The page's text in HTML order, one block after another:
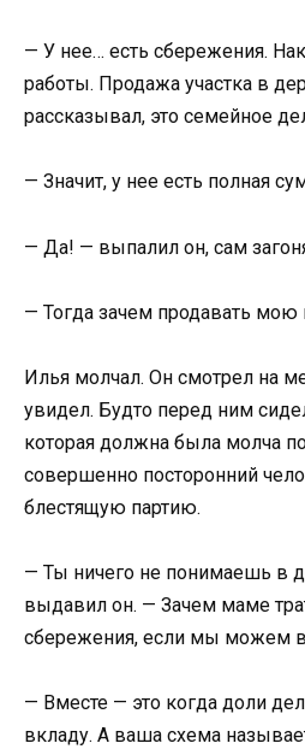
— У нее… есть сбережения.
работы. Продажа участка в
рассказывал, это семейное
— Значит, у нее есть полная
— Да! — выпалил он, сам
— Тогда зачем продавать мою
Илья молчал. Он смотрел на
увидел. Будто перед ним
которая должна была молча
совершенно посторонний
блестящую партию.
— Ты ничего не понимаешь в
выдавил он. — Зачем маме
сбережения, если мы можем
— Вместе — это когда доли
вкладу. А ваша схема